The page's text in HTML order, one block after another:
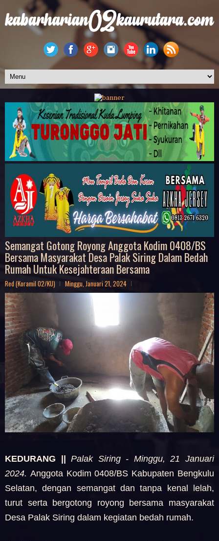
Semangat Gotong Royong Anggota Kodim 0408/BS
Bersama Masyarakat Desa Palak Siring Dalam Bedah
Rumah Untuk Kesejahteraan Bersama
Red (Koramil 02/KU) Minggu, Januari 21, 2024
KEDURANG || Palak Siring - Minggu, 21 Januari
2024. Anggota Kodim 0408/BS Kabupaten Bengkulu
Selatan, dengan semangat dan tanpa kenal lelah,
turut serta bergotong royong bersama masyarakat
Desa Palak Siring dalam kegiatan bedah rumah.